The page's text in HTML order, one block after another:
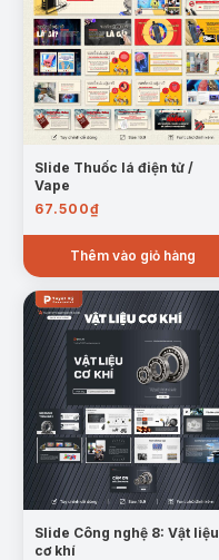
Slide Thuốc lá điện tử /
Vape
67.500₫
Thêm vào giỏ hàng
Slide Công nghệ 8: Vật liệu
cơ khí